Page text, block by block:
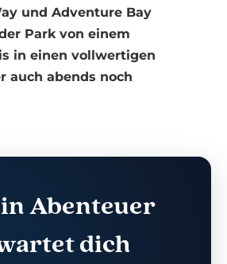
und Adventure Bay
Park von einem
in einen vollwertigen
auch abends noch
Abenteuer
dich